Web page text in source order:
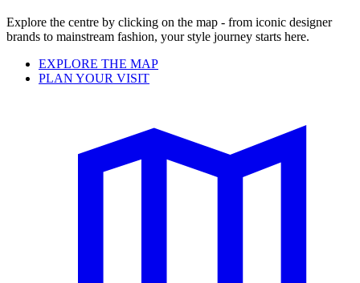
Explore the centre by clicking on the map - from iconic designer
brands to mainstream fashion, your style journey starts here.
EXPLORE THE MAP
PLAN YOUR VISIT